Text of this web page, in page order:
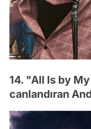
14. "All Is by
canlandıran